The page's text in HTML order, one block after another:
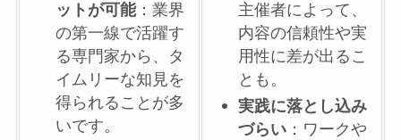
ットが可能：業界
の第一線で活躍す
る専門家から、タ
イムリーな知見を
得られることが多
いです。
主催者によって、
内容の信頼性や実
用性に差が出るこ
とも。
実践に落とし込み
づらい ：ワークや